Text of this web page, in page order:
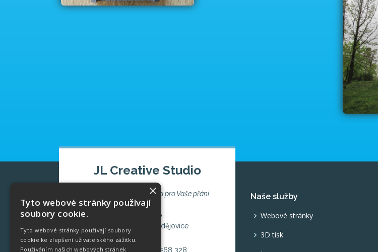
JL Creative Studio
Naše invence a kreativita pro Vaše přání
Česká 25
370 01 České Budějovice
Tel.:(+420) 777 568 328
Naše služby
Webové stránky
3D tisk
×
Tyto webové stránky používají
soubory cookie.
Tyto webové stránky používají soubory
cookie ke zlepšení uživatelského zážitku.
Používáním našich webových stránek